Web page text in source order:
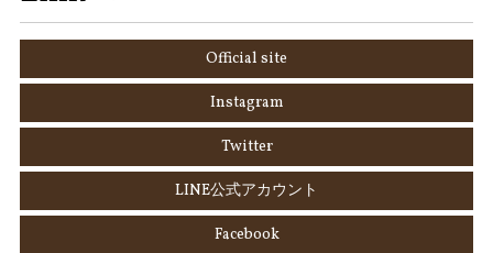
Official site
Instagram
Twitter
LINE公式アカウント
Facebook